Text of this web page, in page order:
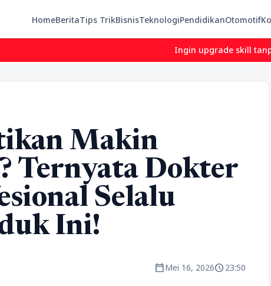
HomeBeritaTips TrikBisnisTeknologiPendidikanOtomotif
Ingin upgrade skill tanpa ribet?
Makin
Ternyata Dokter
Selalu
Ini!
calendar_todayMei 16, 2026schedule23:50